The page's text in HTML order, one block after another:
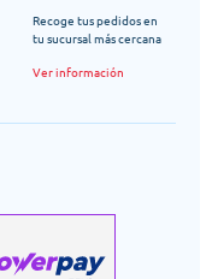
Recoge tus pedidos en
tu sucursal más cercana
Ver información